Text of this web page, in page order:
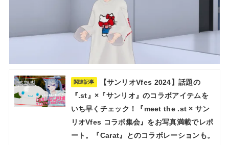
関連記事
【サンリオVfes 2024】話題の
『.st』×『サンリオ』のコラボアイテムを
いち早くチェック！『meet the .st × サン
リオVfes コラボ集会』をお写真満載でレポ
ート。『Carat』とのコラボレーションも。